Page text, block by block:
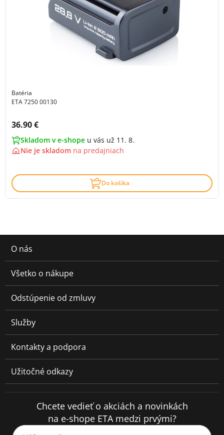
Batéria
ETA 7250 00130
Cena s DPH:
36.90 €
Skladom v e-shope u vás už 11. 8.
Nie je skladom na predajniach
Do košíka
O nás
Všetko o nákupe
Odstúpenie od zmluvy
Služby
Kontakty a podpora
Užitočné odkazy
Chcete vedieť o akciách a novinkách
na e-shope ETA medzi prvými?
Váš e-mail